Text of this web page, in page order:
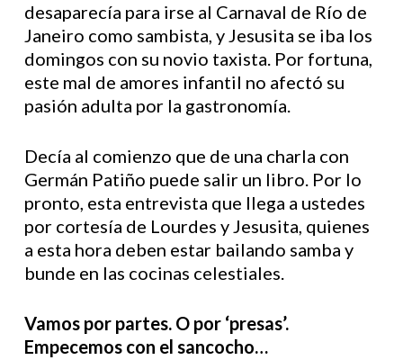
desaparecía para irse al Carnaval de Río de
Janeiro como sambista, y Jesusita se iba los
domingos con su novio taxista. Por fortuna,
este mal de amores infantil no afectó su
pasión adulta por la gastronomía.
Decía al comienzo que de una charla con
Germán Patiño puede salir un libro. Por lo
pronto, esta entrevista que llega a ustedes
por cortesía de Lourdes y Jesusita, quienes
a esta hora deben estar bailando samba y
bunde en las cocinas celestiales.
Vamos por partes. O por ‘presas’.
Empecemos con el sancocho…